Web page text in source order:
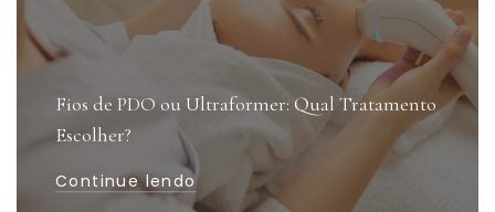
Fios de PDO ou Ultraformer: Qual Tratamento
Escolher?
Continue lendo